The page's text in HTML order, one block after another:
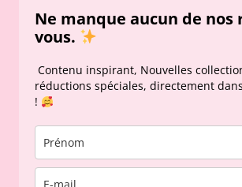
Ne manque aucun de nos
vous.
Contenu inspirant, Nouvelles
réductions spéciales, directement
!